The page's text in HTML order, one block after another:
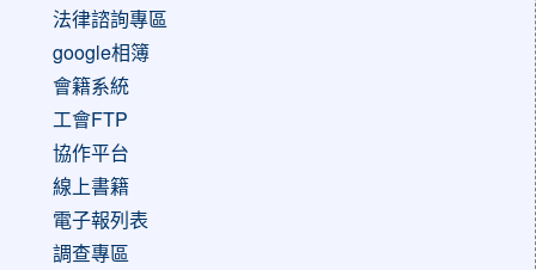
法律諮詢專區
google相簿
會籍系統
工會FTP
協作平台
線上書籍
電子報列表
調查專區